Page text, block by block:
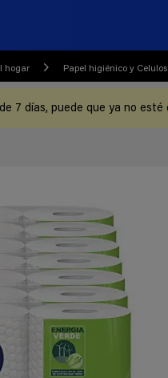
hogar Papel higiénico y
7 días, puede que ya no esté